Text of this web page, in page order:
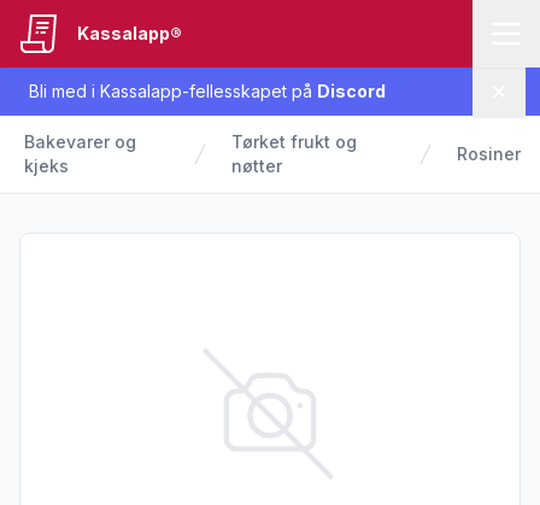
Bli med i Kassalapp-fellesskapet på Discord
Kassalapp®
Bakevarer og
kjeks
Tørket frukt og
nøtter
Rosiner